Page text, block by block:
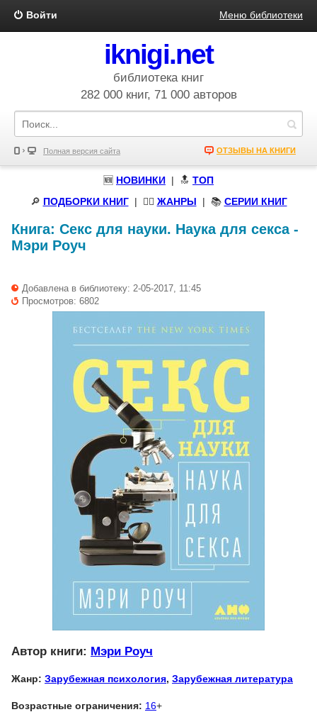
Войти Меню библиотеки
iknigi.net
библиотека книг
282 000 книг, 71 000 авторов
Полная версия сайта ОТЗЫВЫ НА КНИГИ
🆕 НОВИНКИ | 🔝 ТОП
🔎 ПОДБОРКИ КНИГ| 🧝‍♀️ ЖАНРЫ | 📚 СЕРИИ КНИГ
Книга: Секс для науки. Наука для секса-
Мэри Роуч
Добавлена в библиотеку: 2-05-2017, 11:45
Просмотров: 6802
Автор книги: Мэри Роуч
Жанр: Зарубежная психология, Зарубежная литература
Возрастные ограничения: 16+